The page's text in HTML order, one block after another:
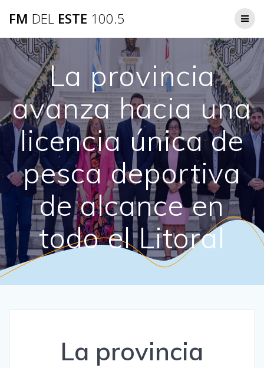
FM DEL ESTE 100.5
La provincia
avanza hacia una
licencia única de
pesca deportiva
de alcance en
todo el Litoral
La provincia